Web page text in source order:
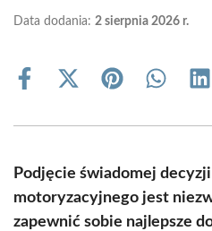
Data dodania: 2 sierpnia 2026 r.
Share
Share
(Twitter)
Share Share
Podjęcie świadomej
motoryzacyjnego jest
zapewnić sobie najlepsze